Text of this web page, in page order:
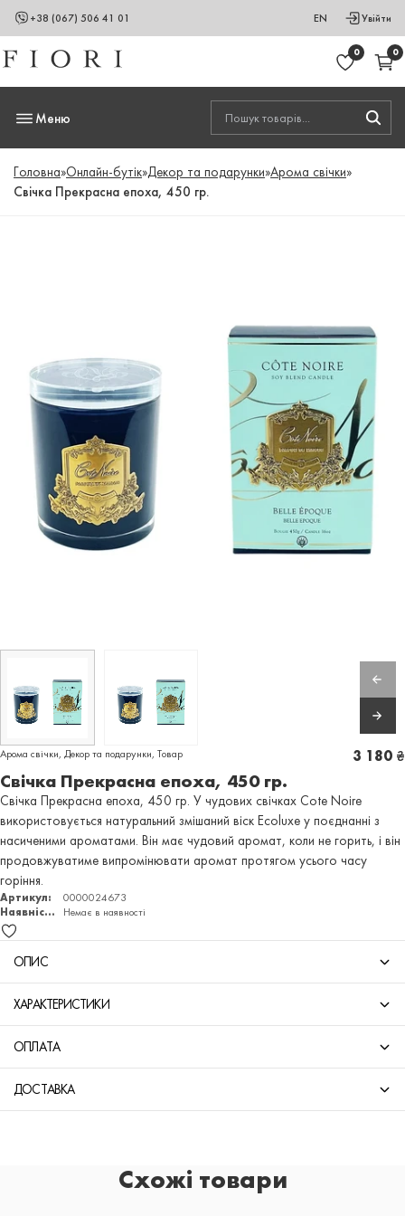
+38 (067) 506 41 01 EN Увійти
0 0
Меню
Головна»Онлайн-бутік»Декор та подарунки»Арома свічки»
Свічка Прекрасна епоха, 450 гр.
Арома свічки, Декор та подарунки, Товар
Свічка Прекрасна епоха, 450 гр.
3 180 ₴
Свічка Прекрасна епоха, 450 гр. У чудових свічках Cote Noire
використовується натуральний змішаний віск Ecoluxe у поєднанні з
насиченими ароматами. Він має чудовий аромат, коли не горить, і він
продовжуватиме випромінювати аромат протягом усього часу
горіння.
Артикул:
0000024673
Наявність:
Немає в наявності
ОПИС
ХАРАКТЕРИСТИКИ
ОПЛАТА
ДОСТАВКА
Схожі товари